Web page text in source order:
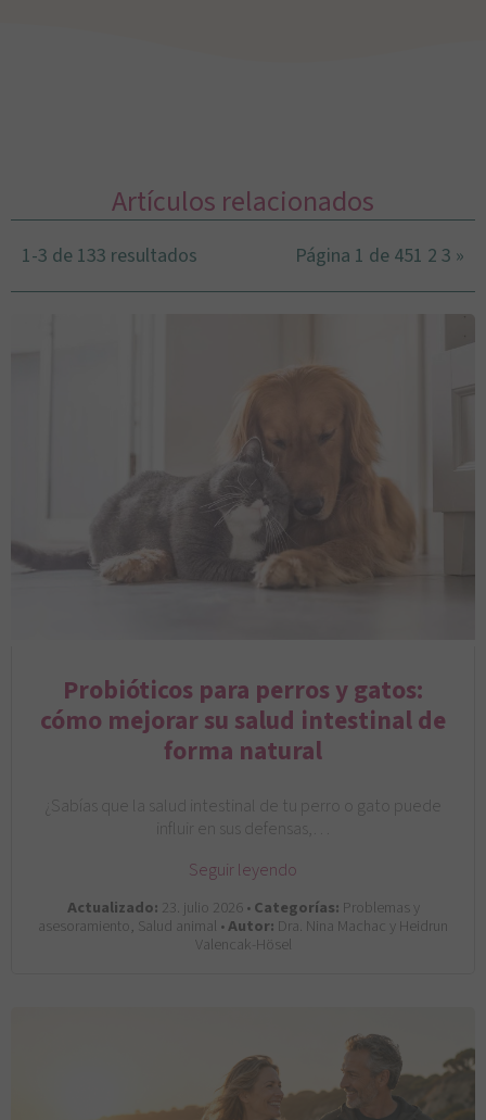
Artículos relacionados
1-3 de 133 resultados Página 1 de 451 2 3 »
Probióticos para perros y gatos:
cómo mejorar su salud intestinal de
forma natural
¿Sabías que la salud intestinal de tu perro o gato puede
influir en sus defensas,…
Seguir leyendo
Actualizado: 23. julio 2026 •Categorías: Problemas y
asesoramiento, Salud animal •Autor: Dra. Nina Machac y Heidrun
Valencak-Hösel